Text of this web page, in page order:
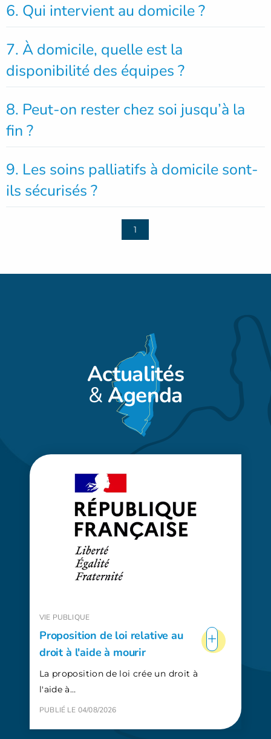
6. Qui intervient au domicile ?
7. À domicile, quelle est la
disponibilité des équipes ?
8. Peut-on rester chez soi jusqu’à la
fin ?
9. Les soins palliatifs à domicile sont-
ils sécurisés ?
1
Actualités
& Agenda
VIE PUBLIQUE
Proposition de loi relative au
droit à l'aide à mourir
La proposition de loi crée un droit à
l'aide à…
PUBLIÉ LE 04/08/2026
+